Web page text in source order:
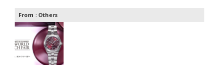
From : Others